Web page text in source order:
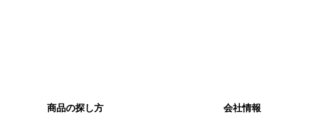
商品の探し方 会社情報